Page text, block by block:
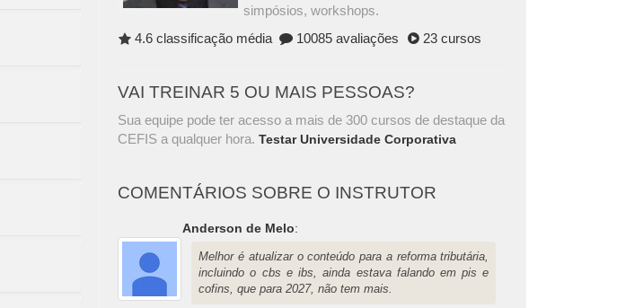
simpósios, workshops.
4.6 classificação média
10085 avaliações 23 cursos
VAI TREINAR 5 OU MAIS PESSOAS?
Sua equipe pode ter acesso a mais de 300 cursos de destaque da
CEFIS a qualquer hora.Testar Universidade Corporativa
COMENTÁRIOS SOBRE O INSTRUTOR
Anderson de Melo:
Melhor é atualizar o conteúdo para a reforma tributária,
incluindo o cbs e ibs, ainda estava falando em pis e
cofins, que para 2027, não tem mais.